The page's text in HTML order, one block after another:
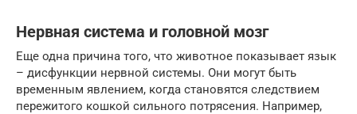
Нервная система и головной мозг
Еще одна причина того, что животное показывает язык
– дисфункции нервной системы. Они могут быть
временным явлением, когда становятся следствием
пережитого кошкой сильного потрясения. Например,